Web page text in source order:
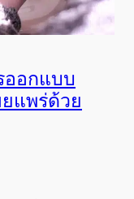
ออกแบบ
แพร่ด้วย